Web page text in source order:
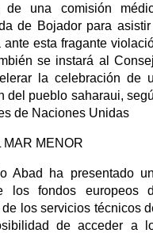
una comisión
de Bojador para
esta fragante
se instará al
la celebración de
del pueblo saharaui,
de Naciones Unidas
MAR MENOR
Abad ha presentado
los fondos europeos
los servicios técnicos
de acceder a